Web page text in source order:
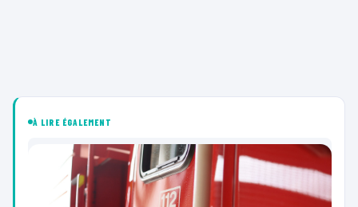
À LIRE ÉGALEMENT